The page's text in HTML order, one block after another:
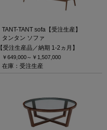
TANT-TANT sofa【受注生産】
タンタン ソファ
【受注生産品／納期 1-2ヵ月】
￥649,000～ ￥1,507,000
在庫：受注生産